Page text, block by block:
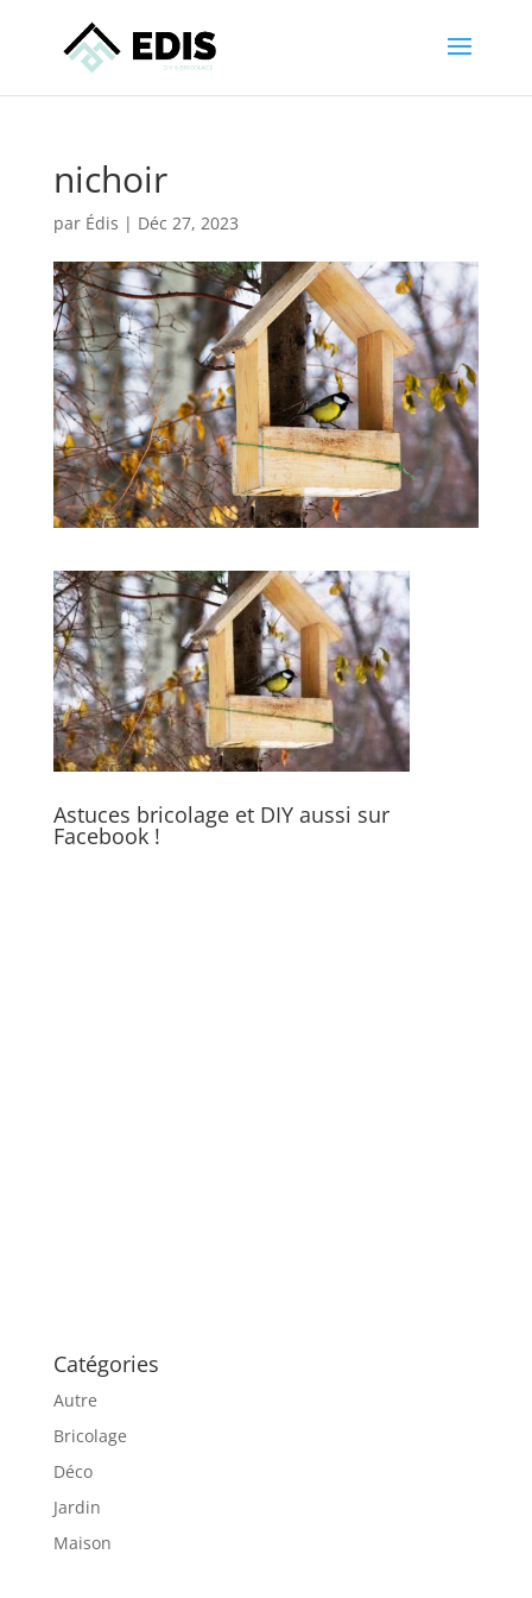
nichoir
par Édis | Déc 27, 2023
Astuces bricolage et DIY aussi sur
Facebook !
Catégories
Autre
Bricolage
Déco
Jardin
Maison